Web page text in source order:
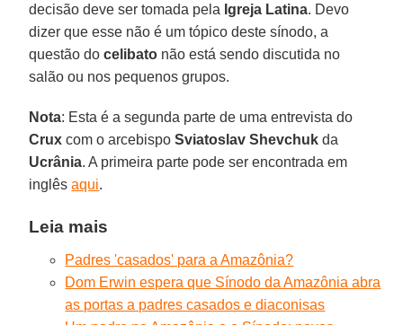
decisão deve ser tomada pela Igreja Latina. Devo
dizer que esse não é um tópico deste sínodo, a
questão docelibato não está sendo discutida no
salão ou nos pequenos grupos.
Nota: Esta é a segunda parte de uma entrevista do
Crux com o arcebispoSviatoslav Shevchuk da
Ucrânia. A primeira parte pode ser encontrada em
inglêsaqui.
Leia mais
Padres 'casados' para a Amazônia?
Dom Erwin espera que Sínodo da Amazônia abra
as portas a padres casados e diaconisas